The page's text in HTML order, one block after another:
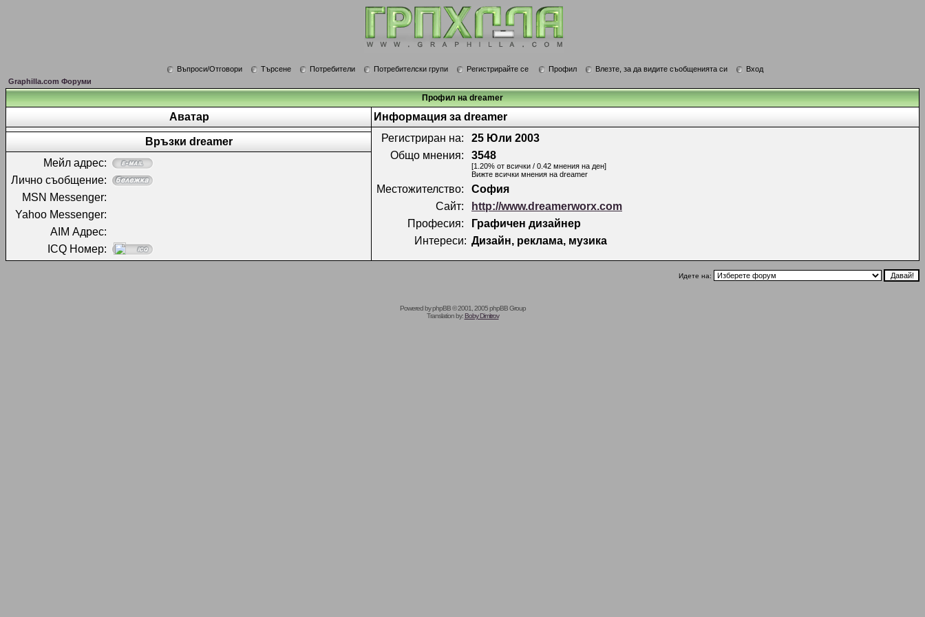
Въпроси/Отговори Търсене Потребители Потребителски групи Регистрирайте се Профил Влезте, за да видите съобщенията си
Вход
Graphilla.com Форуми
Профил на dreamer
Аватар
Информация за dreamer
Регистриран на:
25 Юли 2003
Общо мнения:
3548
[1.20% от всички / 0.42 мнения на ден]
Вижте всички мнения на dreamer
Местожителство:
София
Сайт:
http://www.dreamerworx.com
Професия:
Графичен дизайнер
Интереси: Дизайн, реклама, музика
Връзки dreamer
Мейл адрес:
Лично съобщение:
MSN Messenger:
Yahoo Messenger:
AIM Адрес:
ICQ Номер:
Идете на:
Powered byphpBB© 2001, 2005 phpBB Group
Translation by:Boby Dimitrov